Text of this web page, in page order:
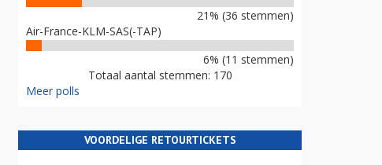
21% (36 stemmen)
Air-France-KLM-SAS(-TAP)
6% (11 stemmen)
Totaal aantal stemmen: 170
Meer polls
VOORDELIGE RETOURTICKETS